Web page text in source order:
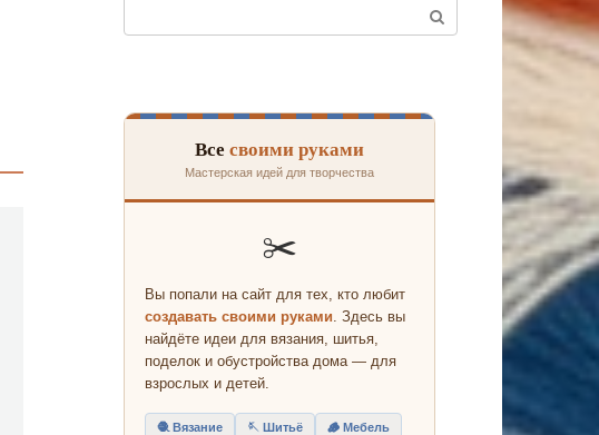
Все своими руками
Мастерская идей для творчества
✂️
Вы попали на сайт для тех, кто любит
создавать своими руками. Здесь вы
найдёте идеи для вязания, шитья,
поделок и обустройства дома — для
взрослых и детей.
🧶 Вязание 🪡 Шитьё 🪵 Мебель